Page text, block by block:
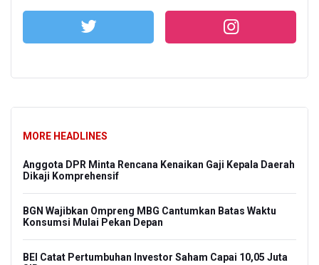
MORE HEADLINES
Anggota DPR Minta Rencana Kenaikan Gaji Kepala Daerah
Dikaji Komprehensif
BGN Wajibkan Ompreng MBG Cantumkan Batas Waktu
Konsumsi Mulai Pekan Depan
BEI Catat Pertumbuhan Investor Saham Capai 10,05 Juta